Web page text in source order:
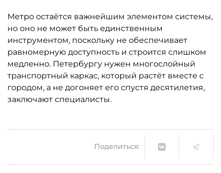
Метро остаётся важнейшим элементом системы,
но оно не может быть единственным
инструментом, поскольку не обеспечивает
равномерную доступность и строится слишком
медленно. Петербургу нужен многослойный
транспортный каркас, который растёт вместе с
городом, а не догоняет его спустя десятилетия,
заключают специалисты.
Поделиться: